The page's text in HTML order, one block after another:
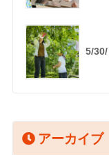
5/30/
アーカイブ